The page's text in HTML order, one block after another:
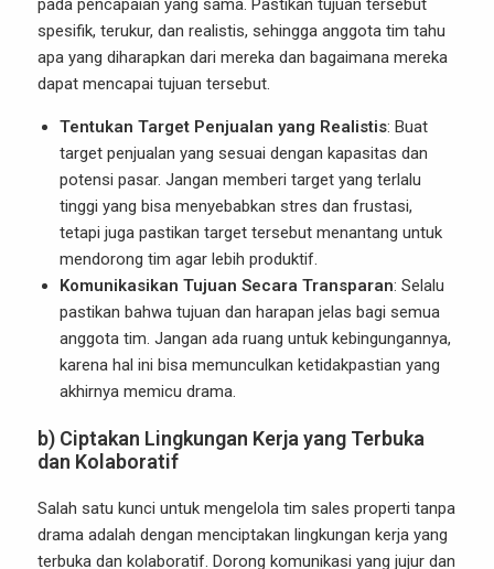
pada pencapaian yang sama. Pastikan tujuan tersebut
spesifik, terukur, dan realistis, sehingga anggota tim tahu
apa yang diharapkan dari mereka dan bagaimana mereka
dapat mencapai tujuan tersebut.
Tentukan Target Penjualan yang Realistis: Buat
target penjualan yang sesuai dengan kapasitas dan
potensi pasar. Jangan memberi target yang terlalu
tinggi yang bisa menyebabkan stres dan frustasi,
tetapi juga pastikan target tersebut menantang untuk
mendorong tim agar lebih produktif.
Komunikasikan Tujuan Secara Transparan: Selalu
pastikan bahwa tujuan dan harapan jelas bagi semua
anggota tim. Jangan ada ruang untuk kebingungannya,
karena hal ini bisa memunculkan ketidakpastian yang
akhirnya memicu drama.
b) Ciptakan Lingkungan Kerja yang Terbuka
dan Kolaboratif
Salah satu kunci untuk mengelola tim sales properti tanpa
drama adalah dengan menciptakan lingkungan kerja yang
terbuka dan kolaboratif. Dorong komunikasi yang jujur dan